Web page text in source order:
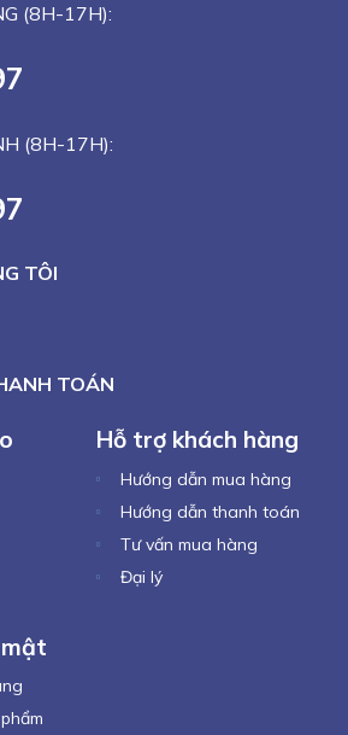
(8H-17H):
(8H-17H):
TÔI
TOÁN
Hỗ trợ khách hàng
Hướng dẫn mua hàng
Hướng dẫn thanh toán
Tư vấn mua hàng
Đại lý